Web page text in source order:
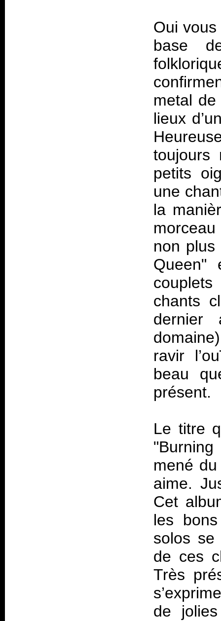
Oui
base
metal
lieux
toujours
petits
une
la
non plus
Queen"
chants
dernier
ravir
beau
présent.
Le titre
"Burning
mené
aime.
Cet
les
solos se
de ces
Très
de